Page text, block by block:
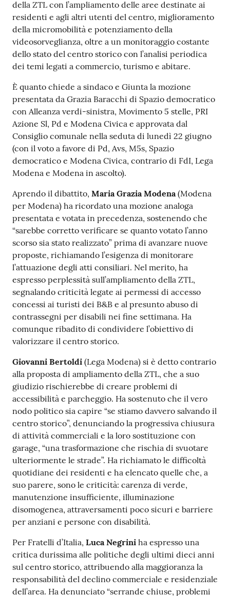
della ZTL con l’ampliamento delle aree destinate ai
residenti e agli altri utenti del centro, miglioramento
della micromobilità e potenziamento della
videosorveglianza, oltre a un monitoraggio costante
dello stato del centro storico con l’analisi periodica
dei temi legati a commercio, turismo e abitare.
È quanto chiede a sindaco e Giunta la mozione
presentata da Grazia Baracchi di Spazio democratico
con Alleanza verdi-sinistra, Movimento 5 stelle, PRI
Azione Sl, Pd e Modena Civica e approvata dal
Consiglio comunale nella seduta di lunedì 22 giugno
(con il voto a favore di Pd, Avs, M5s, Spazio
democratico e Modena Civica, contrario di FdI, Lega
Modena e Modena in ascolto).
Aprendo il dibattito, Maria Grazia Modena(Modena
per Modena) ha ricordato una mozione analoga
presentata e votata in precedenza, sostenendo che
“sarebbe corretto verificare se quanto votato l’anno
scorso sia stato realizzato” prima di avanzare nuove
proposte, richiamando l’esigenza di monitorare
l’attuazione degli atti consiliari. Nel merito, ha
espresso perplessità sull’ampliamento della ZTL,
segnalando criticità legate ai permessi di accesso
concessi ai turisti dei B&B e al presunto abuso di
contrassegni per disabili nei fine settimana. Ha
comunque ribadito di condividere l’obiettivo di
valorizzare il centro storico.
Giovanni Bertoldi (Lega Modena) si è detto contrario
alla proposta di ampliamento della ZTL, che a suo
giudizio rischierebbe di creare problemi di
accessibilità e parcheggio. Ha sostenuto che il vero
nodo politico sia capire “se stiamo davvero salvando il
centro storico”, denunciando la progressiva chiusura
di attività commerciali e la loro sostituzione con
garage, “una trasformazione che rischia di svuotare
ulteriormente le strade”. Ha richiamato le difficoltà
quotidiane dei residenti e ha elencato quelle che, a
suo parere, sono le criticità: carenza di verde,
manutenzione insufficiente, illuminazione
disomogenea, attraversamenti poco sicuri e barriere
per anziani e persone con disabilità.
Per Fratelli d’Italia, Luca Negrini ha espresso una
critica durissima alle politiche degli ultimi dieci anni
sul centro storico, attribuendo alla maggioranza la
responsabilità del declino commerciale e residenziale
dell’area. Ha denunciato “serrande chiuse, problemi